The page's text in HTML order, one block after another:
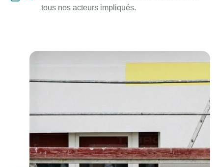
tous nos acteurs impliqués.